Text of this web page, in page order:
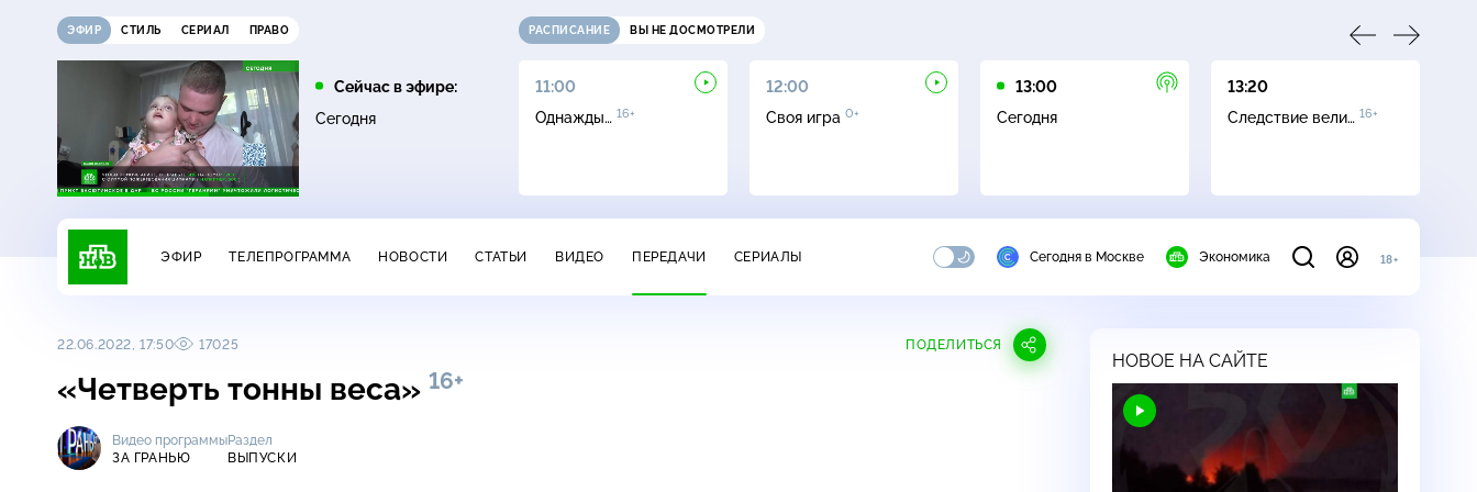
ЭФИР СТИЛЬ СЕРИАЛ ПРАВО
Сейчас в эфире:
Сегодня
РАСПИСАНИЕ ВЫ НЕ ДОСМОТРЕЛИ
Дачный ответ0+
10:00
НашПотребНадзор
11:00
Однажды… 16+
12:00
Своя игра 0+
13:00
Сегодня
13:20
Следствие вели… 16+
ЭФИР ТЕЛЕПРОГРАММА НОВОСТИ СТАТЬИ ВИДЕО ПЕРЕДАЧИ СЕРИАЛЫ Сегодня в Москве Экономика 18+
22.06.2022, 17:50 17025 ПОДЕЛИТЬСЯ
«Четверть тонны веса» 16+
Видео программы
ЗА ГРАНЬЮ
Раздел
ВЫПУСКИ
НОВОЕ НА САЙТЕ